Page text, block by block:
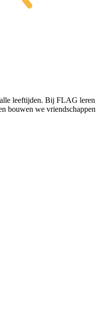
leeftijden. Bij FLAG leren
bouwen we vriendschappen